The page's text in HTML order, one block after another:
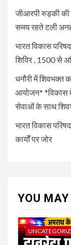
5
जीआरपी रुड़की की
समय रहते टली
भारत विकास
शिविर , 1500 से
धनौरी में शिवभक्त
आयोजन* *विकास
सेवाओं के साथ
भारत विकास
कार्यों पर जोर
YOU